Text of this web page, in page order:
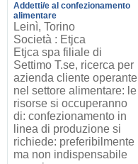
Addetti/e al confezionamento
alimentare
Leinì, Torino
Società : Etjca
Etjca spa filiale di
Settimo T.se, ricerca per
azienda cliente operante
nel settore alimentare: le
risorse si occuperanno
di: confezionamento in
linea di produzione si
richiede: preferibilmente
ma non indispensabile